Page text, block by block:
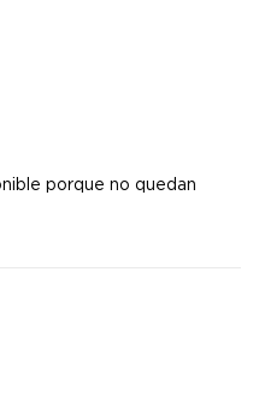
porque no quedan